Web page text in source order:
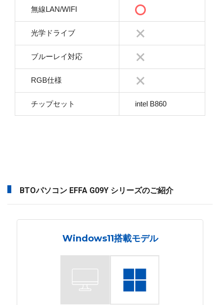
無線LAN/WIFI
光学ドライブ
ブルーレイ対応
RGB仕様
チップセット intel B860
BTOパソコン EFFA G09Y シリーズのご紹介
Windows11搭載モデル